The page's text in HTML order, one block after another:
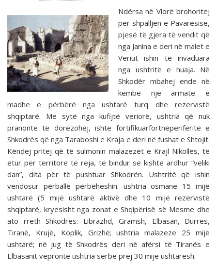
Ndërsa në Vlorë brohoritej
për shpalljen e Pavarësisë,
pjesë të gjera të vendit që
nga Janina e deri në malet e
Veriut ishin të invaduara
nga ushtritë e huaja. Në
Shkodër mbahej ende në
këmbë një armatë e
madhe e përbërë nga ushtarë turq dhe rezervistë
shqiptarë. Me sytë nga kufijtë veriorë, ushtria që nuk
pranonte të dorëzohej, ishte fortifikuarfortnëperiferitë e
Shkodrës që nga Taraboshi e Kraja e deri në fushat e Shtojit.
Këndej pritej që të sulmonin malazezët e Krajl Nikollës, të
etur për territore të reja, të bindur se kishte ardhur “veliki
dan”, dita për të pushtuar Shkodrën. Ushtritë që ishin
vendosur përballë përbëheshin: ushtria osmane 15 mijë
ushtarë (5 mijë ushtarë aktivë dhe 10 mijë rezervistë
shqiptarë, kryesisht nga zonat e Shqipërisë së Mesme dhe
ato rreth Shkodrës: Librazhd, Gramsh, Elbasan, Durrës,
Tiranë, Krujë, Koplik, Grizhë; ushtria malazeze 25 mijë
ushtarë; në jug të Shkodrës deri në afërsi të Tiranës e
Elbasanit vepronte ushtria serbe prej 30 mijë ushtarësh.